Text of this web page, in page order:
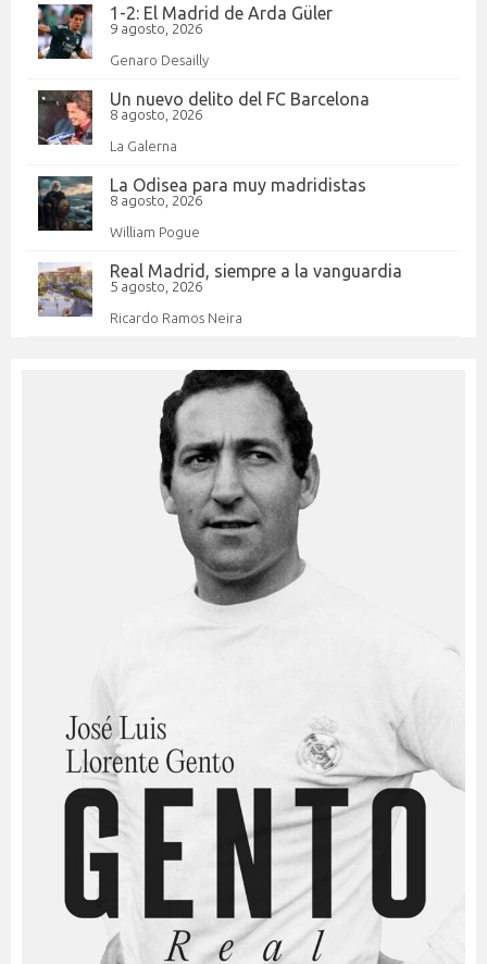
1-2: El Madrid de Arda Güler
9 agosto, 2026
Genaro Desailly
Un nuevo delito del FC Barcelona
8 agosto, 2026
La Galerna
La Odisea para muy madridistas
8 agosto, 2026
William Pogue
Real Madrid, siempre a la vanguardia
5 agosto, 2026
Ricardo Ramos Neira